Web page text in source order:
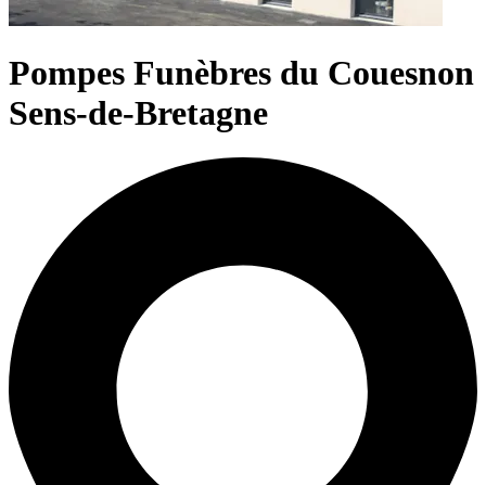
Pompes Funèbres du Couesnon
Sens-de-Bretagne